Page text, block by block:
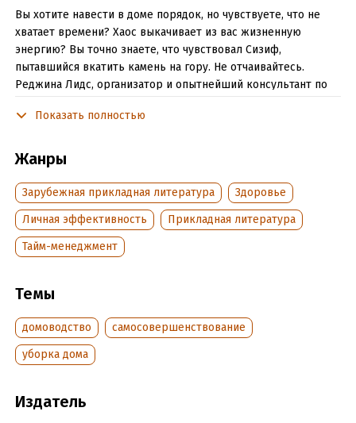
Вы хотите навести в доме порядок, но чувствуете, что не
хватает времени? Хаос выкачивает из вас жизненную
энергию? Вы точно знаете, что чувствовал Сизиф,
пытавшийся вкатить камень на гору. Не отчаивайтесь.
Реджина Лидс, организатор и опытнейший консультант по
вам. Следуйте советам, представленным в книге, и, тратя
вашей мечты. Используя книгу как непосредственное
руководство к действию, вы сможете шаг за шагом, с
радостью и вдохновением, изменить пространство вокруг
себя так, чтобы оно воодушевляло вас, дарило гармонию и
заряжало энергией.
Книга предназначена для широкого круга читателей.
Подробная информация
Дата написания: 1 января 2012
Объем:317673
Год издания:2013
Переводчик:
Показать полностью
Жанры
Зарубежная прикладная литература
Здоровье
Личная эффективность
Прикладная литература
Тайм-менеджмент
Темы
домоводство
самосовершенствование
уборка дома
Издатель